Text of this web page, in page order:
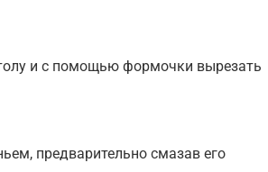
и с помощью формочки вырезать
предварительно смазав его